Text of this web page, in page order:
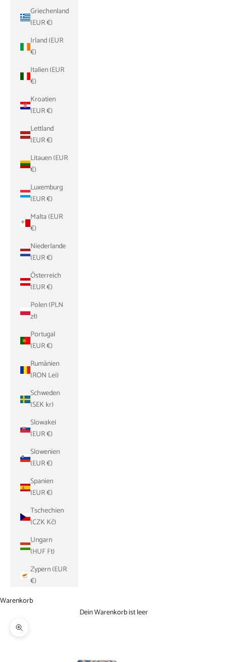
Griechenland
(EUR €)
Irland (EUR
€)
Italien (EUR
€)
Kroatien
(EUR €)
Lettland
(EUR €)
Litauen (EUR
€)
Luxemburg
(EUR €)
Malta (EUR
€)
Niederlande
(EUR €)
Österreich
(EUR €)
Polen (PLN
zł)
Portugal
(EUR €)
Rumänien
(RON Lei)
Schweden
(SEK kr)
Slowakei
(EUR €)
Slowenien
(EUR €)
Spanien
(EUR €)
Tschechien
(CZK Kč)
Ungarn
(HUF Ft)
Zypern (EUR
€)
Warenkorb
Dein Warenkorb ist leer
Bild vergrößern